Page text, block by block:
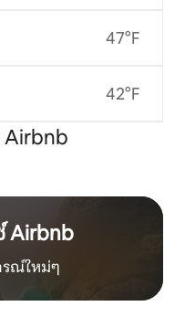
47°F
42°F
Airbnb
Airbnb
ณ์ใหม่ๆ